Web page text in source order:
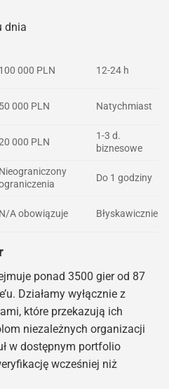
dnia
100 000 PLN 12-24 h
50 000 PLN Natychmiast
000 PLN
1-3 d.
biznesowe
Nieograniczony
Do 1 godziny
N/A obowiązuje Błyskawicznie
ponad 3500 gier od 87
Działamy wyłącznie z
które przekazują ich
niezależnych organizacji
w dostępnym portfolio
wcześniej niż